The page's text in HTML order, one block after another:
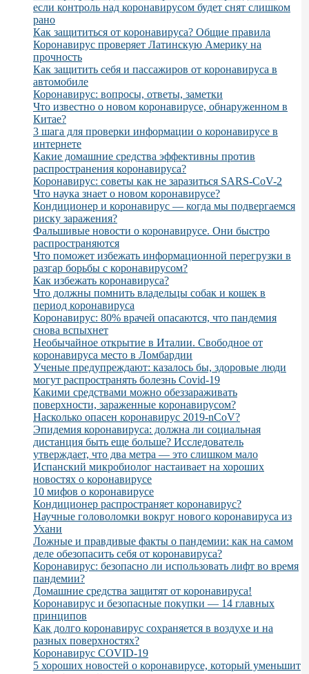
если контроль над коронавирусом будет снят слишком
рано
Как защититься от коронавируса? Общие правила
Коронавирус проверяет Латинскую Америку на
прочность
Как защитить себя и пассажиров от коронавируса в
автомобиле
Коронавирус: вопросы, ответы, заметки
Что известно о новом коронавирусе, обнаруженном в
Китае?
3 шага для проверки информации о коронавирусе в
интернете
Какие домашние средства эффективны против
распространения коронавируса?
Коронавирус: советы как не заразиться SARS-CoV-2
Что наука знает о новом коронавирусе?
Кондиционер и коронавирус — когда мы подвергаемся
риску заражения?
Фальшивые новости о коронавирусе. Они быстро
распространяются
Что поможет избежать информационной перегрузки в
разгар борьбы с коронавирусом?
Как избежать коронавируса?
Что должны помнить владельцы собак и кошек в
период коронавируса
Коронавирус: 80% врачей опасаются, что пандемия
снова вспыхнет
Необычайное открытие в Италии. Свободное от
коронавируса место в Ломбардии
Ученые предупреждают: казалось бы, здоровые люди
могут распространять болезнь Covid-19
Какими средствами можно обеззараживать
поверхности, зараженные коронавирусом?
Насколько опасен коронавирус 2019-nCoV?
Эпидемия коронавируса: должна ли социальная
дистанция быть еще больше? Исследователь
утверждает, что два метра — это слишком мало
Испанский микробиолог настаивает на хороших
новостях о коронавирусе
10 мифов о коронавирусе
Кондиционер распространяет коронавирус?
Научные головоломки вокруг нового коронавируса из
Ухани
Ложные и правдивые факты о пандемии: как на самом
деле обезопасить себя от коронавируса?
Коронавирус: безопасно ли использовать лифт во время
пандемии?
Домашние средства защитят от коронавируса!
Коронавирус и безопасные покупки — 14 главных
принципов
Как долго коронавирус сохраняется в воздухе и на
разных поверхностях?
Коронавирус COVID-19
5 хороших новостей о коронавирусе, который уменьшит